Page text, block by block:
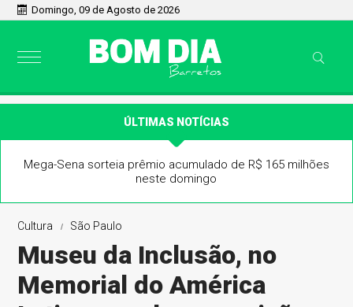
Domingo, 09 de Agosto de 2026
ÚLTIMAS NOTÍCIAS
Mega-Sena sorteia prêmio acumulado de R$ 165 milhões
neste domingo
Cultura São Paulo
Museu da Inclusão, no
Memorial do América